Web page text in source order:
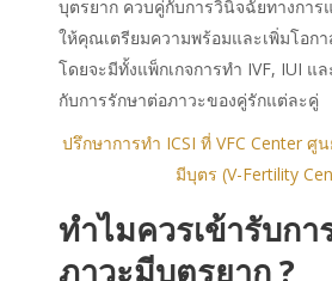
บุตรยาก ควบคู่กับการวินิจฉัยทางการ
ให้คุณเตรียมความพร้อมและเพิ่มโอก
โดยจะมีทั้งแพ็กเกจการทำ IVF, IUI แล
กับการรักษาต่อภาวะของคู่รักแต่ละคู่
ปรึกษาการทำ ICSI ที่ VFC Center ศู
มีบุตร (V-Fertility
ทำไมควรเข้ารับกา
ภาวะมีบุตรยาก ?